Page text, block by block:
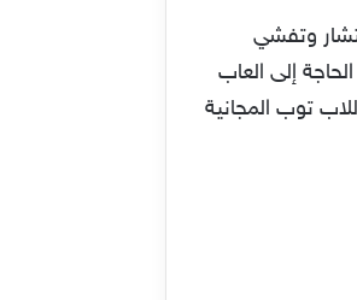
في ظل إنتشار وتفشي
الحاجة إلى العاب
توب المجانية